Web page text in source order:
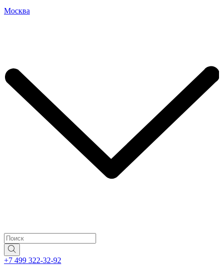
Москва
+7 499 322-32-92